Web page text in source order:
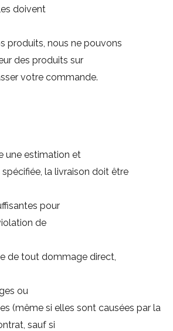
doivent
produits, nous ne pouvons
des produits sur
votre commande.
une estimation et
la livraison doit être
pour
de
de tout dommage direct,
ou
(même si elles sont causées par la
sauf si